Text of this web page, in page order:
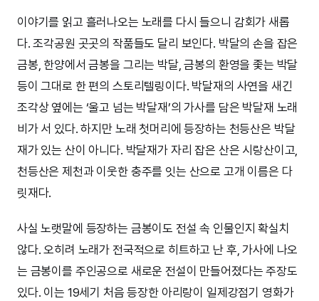
이야기를 읽고 흘러나오는 노래를 다시 들으니 감회가 새롭
다. 조각공원 곳곳의 작품들도 달리 보인다. 박달의 손을 잡은
금봉, 한양에서 금봉을 그리는 박달, 금봉의 환영을 좇는 박달
등이 그대로 한 편의 스토리텔링이다. 박달재의 사연을 새긴
조각상 옆에는 ‘울고 넘는 박달재’의 가사를 담은 박달재 노래
비가 서 있다. 하지만 노래 첫머리에 등장하는 천등산은 박달
재가 있는 산이 아니다. 박달재가 자리 잡은 산은 시랑산이고,
천등산은 제천과 이웃한 충주를 잇는 산으로 고개 이름은 다
릿재다.
사실 노랫말에 등장하는 금봉이도 전설 속 인물인지 확실치
않다. 오히려 노래가 전국적으로 히트하고 난 후, 가사에 나오
는 금봉이를 주인공으로 새로운 전설이 만들어졌다는 주장도
있다. 이는 19세기 처음 등장한 아리랑이 일제강점기 영화가